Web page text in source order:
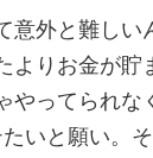
意外と難しい
よりお金が貯
やってられな
いと願い。